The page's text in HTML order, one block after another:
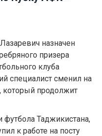
назначен
призера
клуба
специалист сменил на
который продолжит
Таджикистана,
к работе на посту